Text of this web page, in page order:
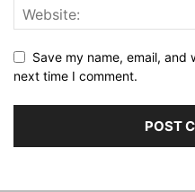
Save my name, email,
next time I comment.